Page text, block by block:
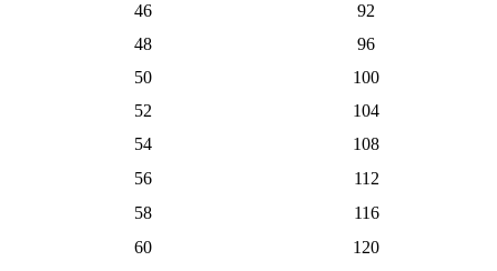
46
92
48
96
50
100
52
104
54
108
56
112
58
116
60
120